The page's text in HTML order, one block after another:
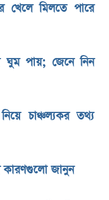
খেলে মিলতে পারে
ঘুম পায়; জেনে নিন
চাঞ্চল্যকর তথ্য
কারণগুলো জানুন